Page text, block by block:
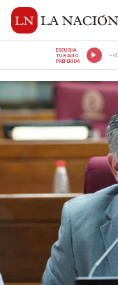
ESCUCHÁ
TU RADIO
PREFERIDA